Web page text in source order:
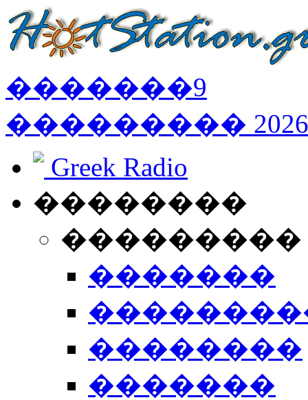
�������9
��������� 2026
Greek Radio
��������
�������
��������
�������